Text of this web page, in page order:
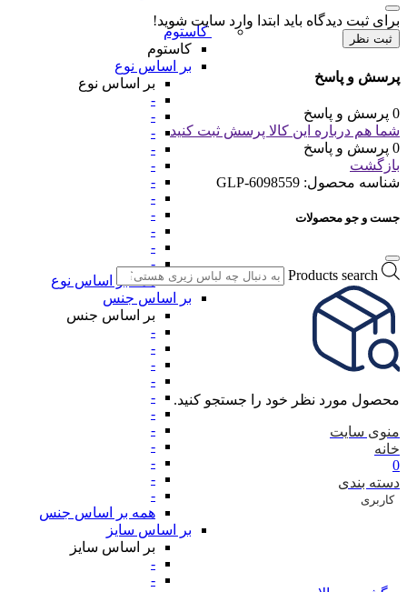
کاستوم
کاستوم
بر اساس نوع
بر اساس نوع
-
-
-
-
-
-
-
-
-
-
-
همه بر اساس نوع
بر اساس جنس
بر اساس جنس
-
-
-
-
-
-
-
-
-
-
-
همه بر اساس جنس
بر اساس سایز
بر اساس سایز
-
-
برای ثبت دیدگاه باید ابتدا وارد سایت شوید!
ثبت نظر
پرسش و پاسخ
0 پرسش و پاسخ
شما هم درباره این کالا پرسش ثبت کنید
0 پرسش و پاسخ
بازگشت
شناسه محصول: GLP-6098559
جست و جو محصولات
Products search
محصول مورد نظر خود را جستجو کنید.
منوی سایت
خانه
0
دسته بندی
کاربری